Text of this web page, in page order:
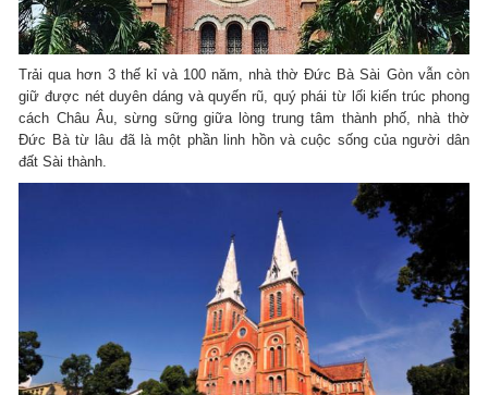
Trải qua hơn 3 thế kỉ và 100 năm, nhà thờ Đức Bà Sài Gòn vẫn còn
giữ được nét duyên dáng và quyến rũ, quý phái từ lối kiến trúc phong
cách Châu Âu, sừng sững giữa lòng trung tâm thành phố, nhà thờ
Đức Bà từ lâu đã là một phần linh hồn và cuộc sống của người dân
đất Sài thành.